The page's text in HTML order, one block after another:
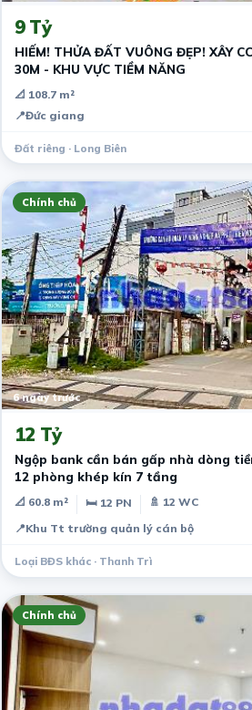
9 Tỷ
HIẾM! THỬA ĐẤT VUÔNG ĐẸP! XÂY
30M - KHU VỰC TIỀM NĂNG
📐 108.7 m²
📍Đức giang
Đất riêng · Long Biên
Chính chủ
6 ngày trước
12 Tỷ
Ngộp bank cần bán gấp nhà dòng
12 phòng khép kín 7 tầng
📐 60.8 m² 🛏 12 PN
🚿 12 WC
📍Khu Tt trường quản lý cán bộ
Loại BĐS khác · Thanh Trì
Chính chủ